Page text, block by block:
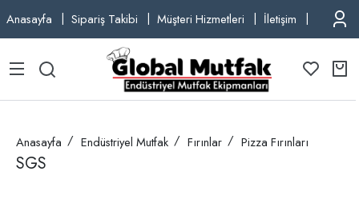
Anasayfa Sipariş Takibi Müşteri Hizmetleri İletişim TEL:
Anasayfa Endüstriyel Mutfak Fırınlar Pizza Fırınları
SGS